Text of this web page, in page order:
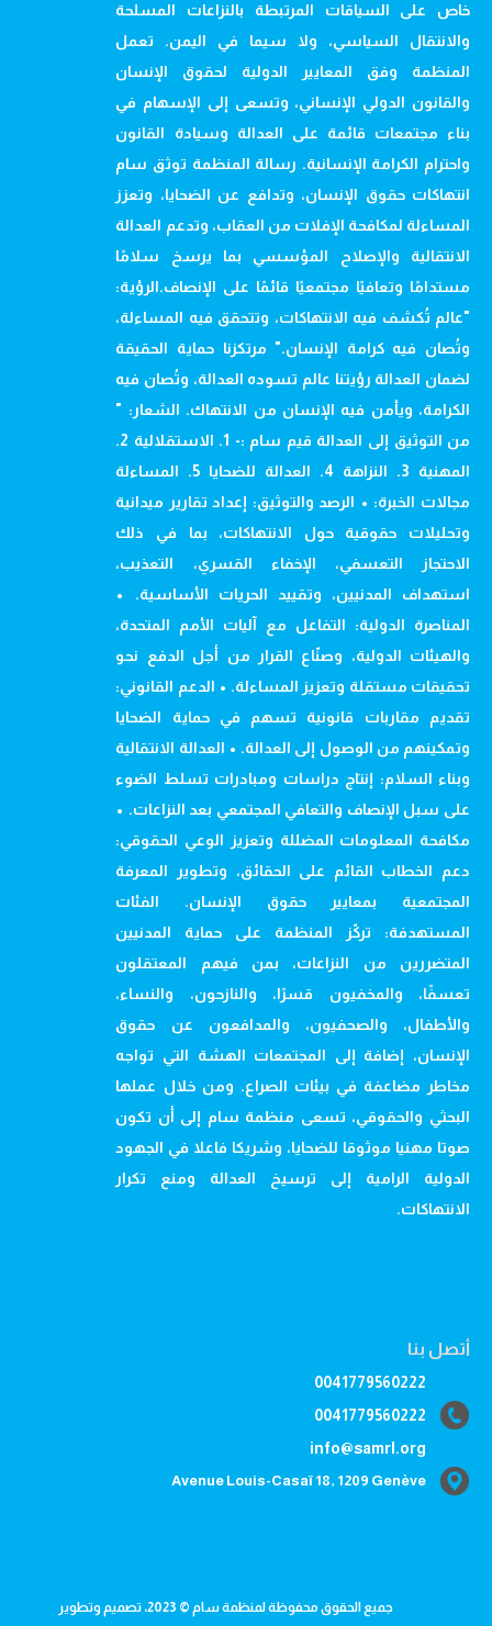
خاص على السياقات المرتبطة بالنزاعات المسلحة
والانتقال السياسي، ولا سيما في اليمن. تعمل
المنظمة وفق المعايير الدولية لحقوق الإنسان
والقانون الدولي الإنساني، وتسعى إلى الإسهام في
بناء مجتمعات قائمة على العدالة وسيادة القانون
واحترام الكرامة الإنسانية. رسالة المنظمة توثق سام
انتهاكات حقوق الإنسان، وتدافع عن الضحايا، وتعزز
المساءلة لمكافحة الإفلات من العقاب، وتدعم العدالة
الانتقالية والإصلاح المؤسسي بما يرسخ سلامًا
مستدامًا وتعافيًا مجتمعيًا قائمًا على الإنصاف.الرؤية:
"عالم تُكشف فيه الانتهاكات، وتتحقق فيه المساءلة،
وتُصان فيه كرامة الإنسان." مرتكزنا حماية الحقيقة
لضمان العدالة رؤيتنا عالم تسوده العدالة، وتُصان فيه
الكرامة، ويأمن فيه الإنسان من الانتهاك. الشعار: "
من التوثيق إلى العدالة قيم سام :- 1. الاستقلالية 2.
المهنية 3. النزاهة 4. العدالة للضحايا 5. المساءلة
مجالات الخبرة: • الرصد والتوثيق: إعداد تقارير ميدانية
وتحليلات حقوقية حول الانتهاكات، بما في ذلك
الاحتجاز التعسفي، الإخفاء القسري، التعذيب،
استهداف المدنيين، وتقييد الحريات الأساسية. •
المناصرة الدولية: التفاعل مع آليات الأمم المتحدة،
والهيئات الدولية، وصنّاع القرار من أجل الدفع نحو
تحقيقات مستقلة وتعزيز المساءلة. • الدعم القانوني:
تقديم مقاربات قانونية تسهم في حماية الضحايا
وتمكينهم من الوصول إلى العدالة. • العدالة الانتقالية
وبناء السلام: إنتاج دراسات ومبادرات تسلط الضوء
على سبل الإنصاف والتعافي المجتمعي بعد النزاعات. •
مكافحة المعلومات المضللة وتعزيز الوعي الحقوقي:
دعم الخطاب القائم على الحقائق، وتطوير المعرفة
المجتمعية بمعايير حقوق الإنسان. الفئات
المستهدفة: تركّز المنظمة على حماية المدنيين
المتضررين من النزاعات، بمن فيهم المعتقلون
تعسفًا، والمخفيون قسرًا، والنازحون، والنساء،
والأطفال، والصحفيون، والمدافعون عن حقوق
الإنسان، إضافة إلى المجتمعات الهشة التي تواجه
مخاطر مضاعفة في بيئات الصراع. ومن خلال عملها
البحثي والحقوقي، تسعى منظمة سام إلى أن تكون
صوتا مهنيا موثوقا للضحايا، وشريكا فاعلا في الجهود
الدولية الرامية إلى ترسيخ العدالة ومنع تكرار
الانتهاكات.
أتصل بنا
0041779560222
0041779560222
info@samrl.org
Avenue Louis-Casaï 18, 1209 Genève
جميع الحقوق محفوظة لمنظمة سام © 2023، تصميم وتطوير